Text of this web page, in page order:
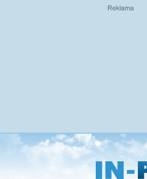
Přejít
na
hlavní
obsah